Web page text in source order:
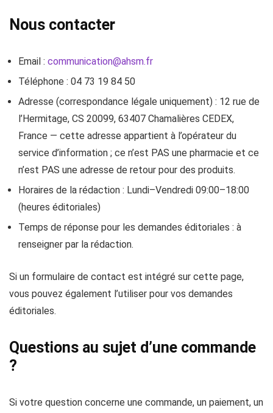
Nous contacter
Email : communication@ahsm.fr
Téléphone : 04 73 19 84 50
Adresse (correspondance légale uniquement) : 12 rue de
l’Hermitage, CS 20099, 63407 Chamalières CEDEX,
France — cette adresse appartient à l’opérateur du
service d’information ; ce n’est PAS une pharmacie et ce
n’est PAS une adresse de retour pour des produits.
Horaires de la rédaction : Lundi–Vendredi 09:00–18:00
(heures éditoriales)
Temps de réponse pour les demandes éditoriales : à
renseigner par la rédaction.
Si un formulaire de contact est intégré sur cette page,
vous pouvez également l’utiliser pour vos demandes
éditoriales.
Questions au sujet d’une commande
?
Si votre question concerne une commande, un paiement, un